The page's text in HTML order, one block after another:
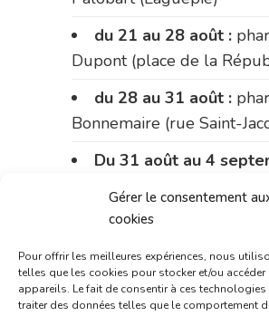
Gérer le consentement
cookies
Pour offrir les meilleures expériences, nous
telles que les cookies pour stocker et/ou
appareils. Le fait de consentir à ces
traiter des données telles que le comportement
du 21 au 28 août :
Dupont (place de la
du 28 au 31 août :
Bonnemaire (rue Saint-
Du 31 août au 4
pharmacie Charignon-
Fouillade)
du 4 au 11 septembre :
pharmacie Carnus (rue
Fabre)